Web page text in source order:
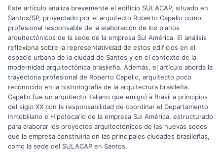
Este artículo analiza brevemente el edificio SULACAP, situado en
Santos/SP, proyectado por el arquitecto Roberto Capello como
profesional responsable de la elaboración de los planos
arquitectónicos de la sede de la empresa Sul América. El análisis
reflexiona sobre la representatividad de estos edificios en el
espacio urbano de la ciudad de Santos y en el contexto de la
modernidad arquitectónica brasileña. Además, el artículo aborda la
trayectoria profesional de Roberto Capello, arquitecto poco
reconocido en la historiografía de la arquitectura brasileña.
Capello fue un arquitecto italiano que emigró a Brasil a principios
del siglo XX con la responsabilidad de coordinar el Departamento
Inmobiliario e Hipotecario de la empresa Sul América, estructurado
para elaborar los proyectos arquitectónicos de las nuevas sedes
que la empresa construiría en las principales ciudades brasileñas,
como la sede del SULACAP en Santos.